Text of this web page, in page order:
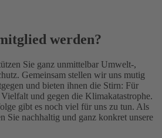
werden?
Sie ganz unmittelbar Umwelt-,
Gemeinsam stellen wir uns mutig
und bieten ihnen die Stirn: Für
und gegen die Klimakatastrophe.
gibt es noch viel für uns zu tun. Als
Sie nachhaltig und ganz konkret unsere